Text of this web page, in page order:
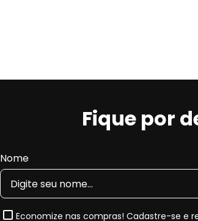
Fique por
Nome
Economize nas compras! Cadastre-se e